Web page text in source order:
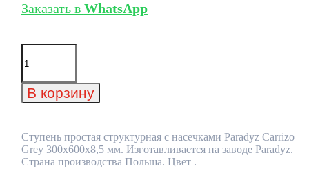
Заказать в WhatsApp
Количество
товара
простая
структурная
Paradyz
Carrizo
Grey
В корзину
Ступень простая структурная с насечками Paradyz Carrizo
Grey 300x600x8,5 мм. Изготавливается на заводе Paradyz.
Страна производства Польша. Цвет .